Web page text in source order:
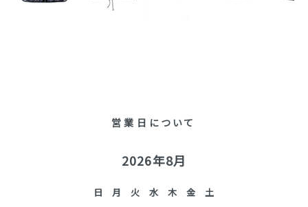
営業日について
2026年8月
日 月 火 水 木 金
土